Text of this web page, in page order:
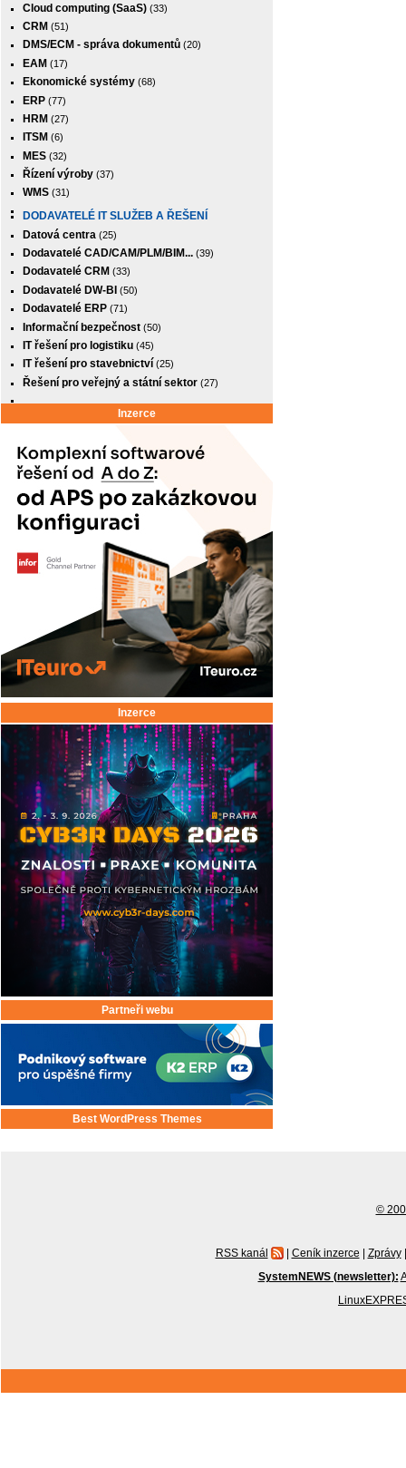
Cloud computing (SaaS) (33)
CRM (51)
DMS/ECM - správa dokumentů (20)
EAM (17)
Ekonomické systémy (68)
ERP (77)
HRM (27)
ITSM (6)
MES (32)
Řízení výroby (37)
WMS (31)
DODAVATELÉ IT SLUŽEB A ŘEŠENÍ
Datová centra (25)
Dodavatelé CAD/CAM/PLM/BIM... (39)
Dodavatelé CRM (33)
Dodavatelé DW-BI (50)
Dodavatelé ERP (71)
Informační bezpečnost (50)
IT řešení pro logistiku (45)
IT řešení pro stavebnictví (25)
Řešení pro veřejný a státní sektor (27)
Inzerce
Inzerce
Partneři webu
Best WordPress Themes
©
RSS kanál | Ceník inzerce | Zprávy |
SystemNEWS (newsletter):